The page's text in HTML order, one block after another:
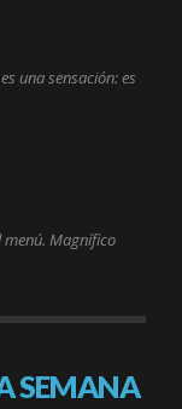
una sensación: es
menú. Magnífico
SEMANA